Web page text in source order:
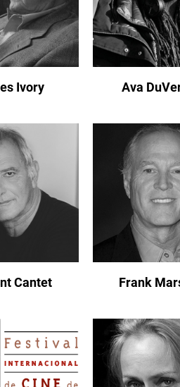
Ivory Ava
Cantet Frank